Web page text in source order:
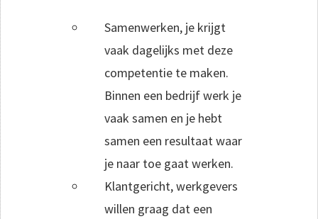
Samenwerken, je krijgt
vaak dagelijks met deze
competentie te maken.
Binnen een bedrijf werk je
vaak samen en je hebt
samen een resultaat waar
je naar toe gaat werken.
Klantgericht, werkgevers
willen graag dat een